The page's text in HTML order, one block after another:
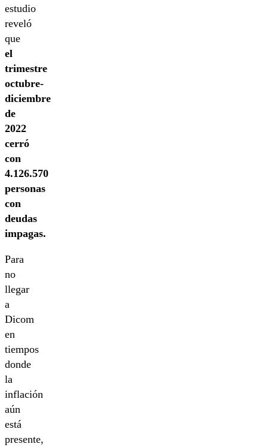
estudio
reveló
que
el
trimestre
octubre-
diciembre
de
2022
cerró
con
4.126.570
personas
con
deudas
impagas.
Para
no
llegar
a
Dicom
en
tiempos
donde
la
inflación
aún
está
presente,